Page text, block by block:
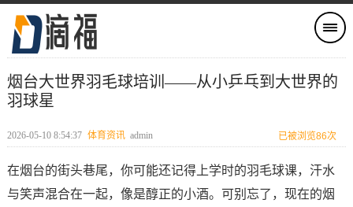
烟台大世界羽毛球培训——从小乒乓到大世界的
羽球星
2026-05-10 8:54:37 体育资讯 admin 已被浏览86次
在烟台的街头巷尾，你可能还记得上学时的羽毛球课，汗水
与笑声混合在一起，像是醇正的小酒。可别忘了，现在的烟